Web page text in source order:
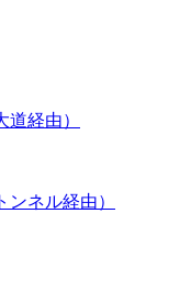
経由）
ネル経由）